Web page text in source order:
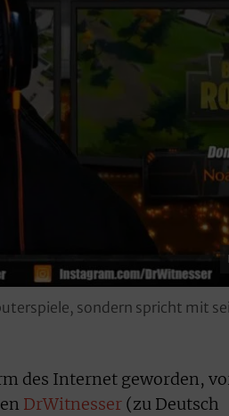
sondern spricht mit
des Internet geworden,
DrWitnesser (zu Deutsch